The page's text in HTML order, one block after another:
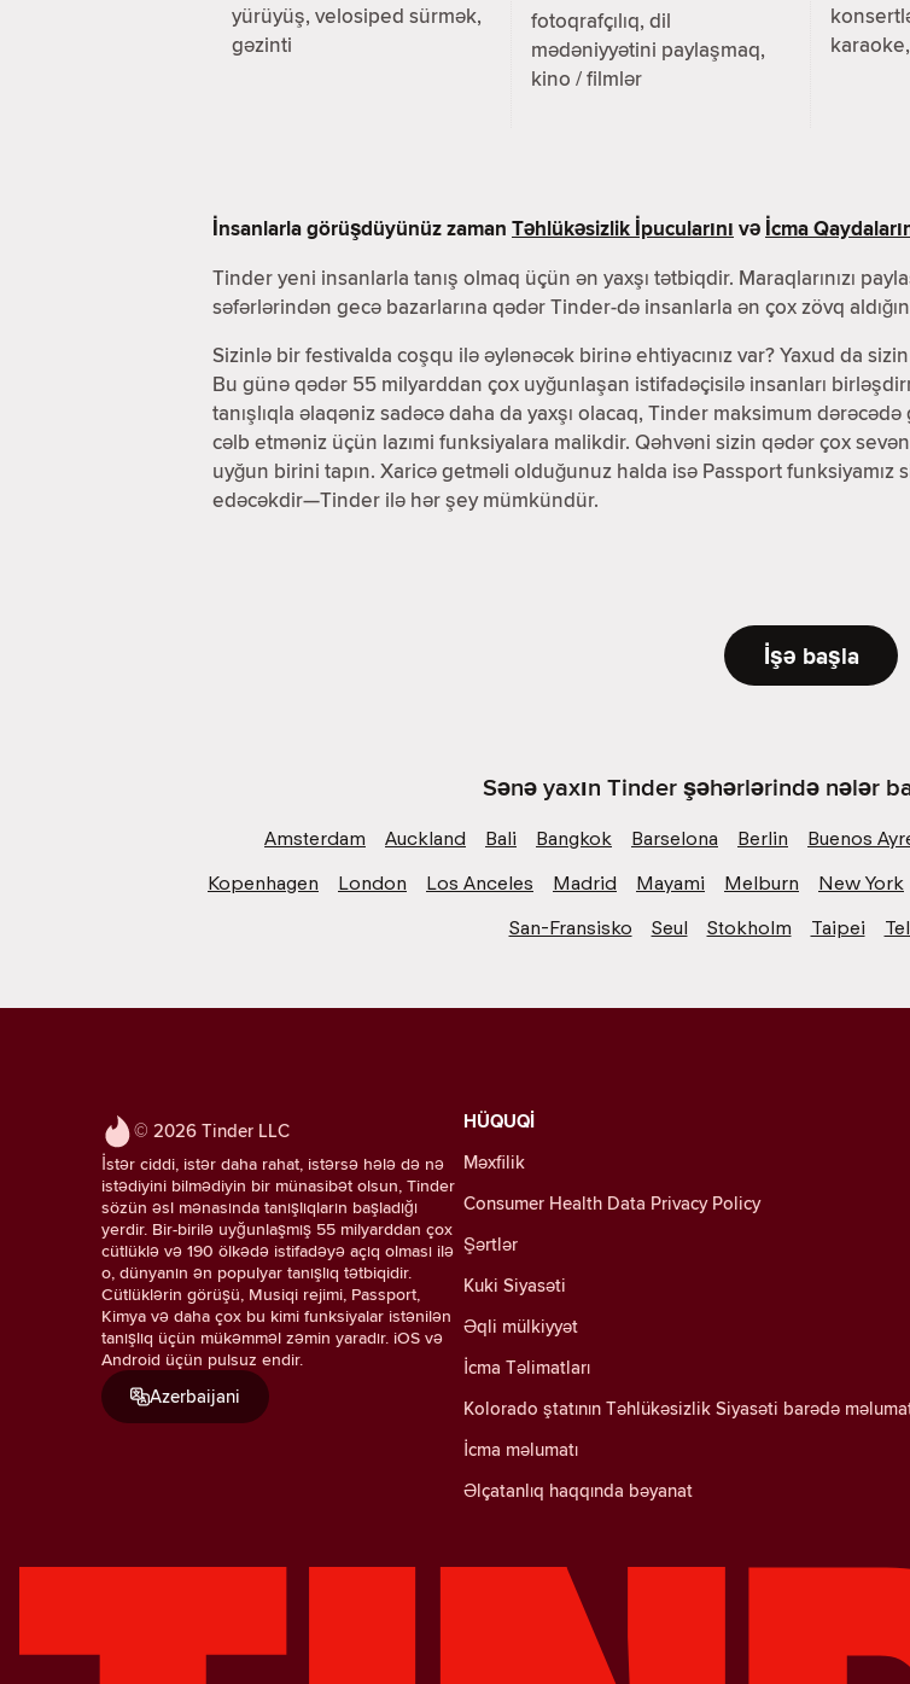
yürüyüş, velosiped sürmək,
gəzinti
fotoqrafçılıq, dil
mədəniyyətini paylaşmaq,
kino / filmlər
İnsanlarla görüşdüyünüz zaman Təhlükəsizlik İpucularını və İcma
Tinder yeni insanlarla tanış olmaq üçün ən yaxşı tətbiqdir. Maraqlarınızı
səfərlərindən gecə bazarlarına qədər Tinder-də insanlarla ən çox zövq
Sizinlə bir festivalda coşqu ilə əylənəcək birinə ehtiyacınız var? Yaxud da
Bu günə qədər 55 milyarddan çox uyğunlaşan istifadəçisilə insanları
tanışlıqla əlaqəniz sadəcə daha da yaxşı olacaq, Tinder maksimum
cəlb etməniz üçün lazımi funksiyalara malikdir. Qəhvəni sizin qədər çox
uyğun birini tapın. Xaricə getməli olduğunuz halda isə Passport
edəcəkdir—Tinder ilə hər şey mümkündür.
İşə başla
Sənə yaxın Tinder şəhərlərində nələr
Amsterdam Auckland Bali Bangkok Barselona Berlin Buenos
Kopenhagen
London Los Anceles Madrid Mayami Melburn New York
San-Fransisko
Seul Stokholm Taipei
© 2026 Tinder LLC
İstər ciddi, istər daha rahat, istərsə hələ də nə
istədiyini bilmədiyin bir münasibət olsun, Tinder
sözün əsl mənasında tanışlıqların başladığı
yerdir. Bir-birilə uyğunlaşmış 55 milyarddan çox
cütlüklə və 190 ölkədə istifadəyə açıq olması ilə
o, dünyanın ən populyar tanışlıq tətbiqidir.
Cütlüklərin görüşü, Musiqi rejimi, Passport,
Kimya və daha çox bu kimi funksiyalar istənilən
tanışlıq üçün mükəmməl zəmin yaradır. iOS və
Android üçün pulsuz endir.
Azerbaijani
HÜQUQİ
Məxfilik
Consumer Health Data Privacy Policy
Şərtlər
Kuki Siyasəti
Əqli mülkiyyət
İcma Təlimatları
Kolorado ştatının Təhlükəsizlik Siyasəti barədə
İcma məlumatı
Əlçatanlıq haqqında bəyanat